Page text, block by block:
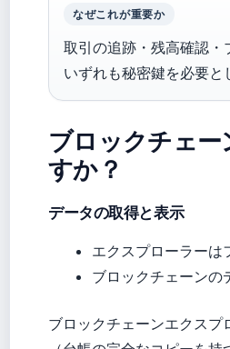
なぜこれが重要か
取引の追跡・残高確認
いずれも秘密鍵を必要
ブロックチェ
すか？
データの取得と表示
エクスプローラーは
ブロックチェーンの
ブロックチェーンエクス